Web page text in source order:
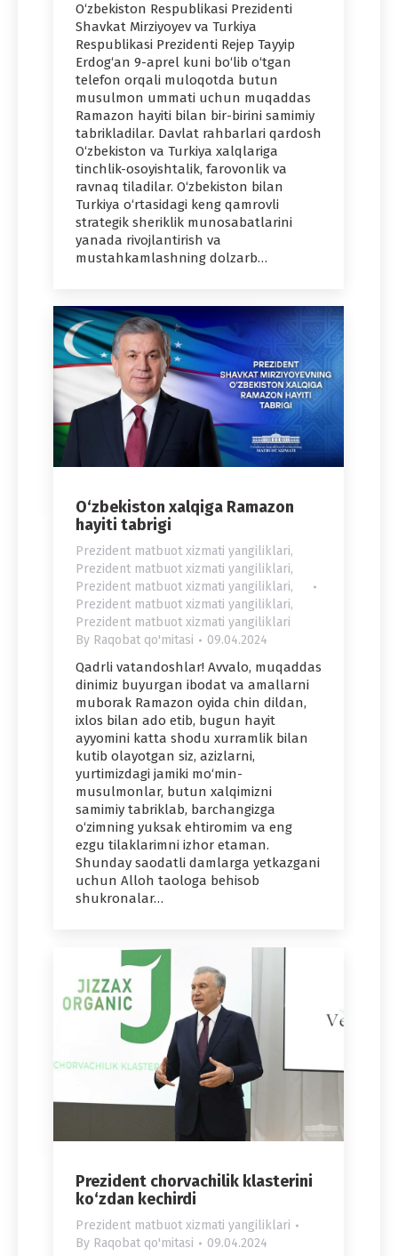
O‘zbekiston Respublikasi Prezidenti
Shavkat Mirziyoyev va Turkiya
Respublikasi Prezidenti Rejep Tayyip
Erdog‘an 9-aprel kuni bo‘lib o‘tgan
telefon orqali muloqotda butun
musulmon ummati uchun muqaddas
Ramazon hayiti bilan bir-birini samimiy
tabrikladilar. Davlat rahbarlari qardosh
O‘zbekiston va Turkiya xalqlariga
tinchlik-osoyishtalik, farovonlik va
ravnaq tiladilar. O‘zbekiston bilan
Turkiya o‘rtasidagi keng qamrovli
strategik sheriklik munosabatlarini
yanada rivojlantirish va
mustahkamlashning dolzarb…
O‘zbekiston xalqiga Ramazon
hayiti tabrigi
Prezident matbuot xizmati yangiliklari,
Prezident matbuot xizmati yangiliklari,
Prezident matbuot xizmati yangiliklari,
Prezident matbuot xizmati yangiliklari,
Prezident matbuot xizmati yangiliklari
By Raqobat qo'mitasi 09.04.2024
Qadrli vatandoshlar! Avvalo, muqaddas
dinimiz buyurgan ibodat va amallarni
muborak Ramazon oyida chin dildan,
ixlos bilan ado etib, bugun hayit
ayyomini katta shodu xurramlik bilan
kutib olayotgan siz, azizlarni,
yurtimizdagi jamiki mo‘min-
musulmonlar, butun xalqimizni
samimiy tabriklab, barchangizga
o‘zimning yuksak ehtiromim va eng
ezgu tilaklarimni izhor etaman.
Shunday saodatli damlarga yetkazgani
uchun Alloh taologa behisob
shukronalar…
Prezident chorvachilik klasterini
ko‘zdan kechirdi
Prezident matbuot xizmati yangiliklari
By Raqobat qo'mitasi 09.04.2024